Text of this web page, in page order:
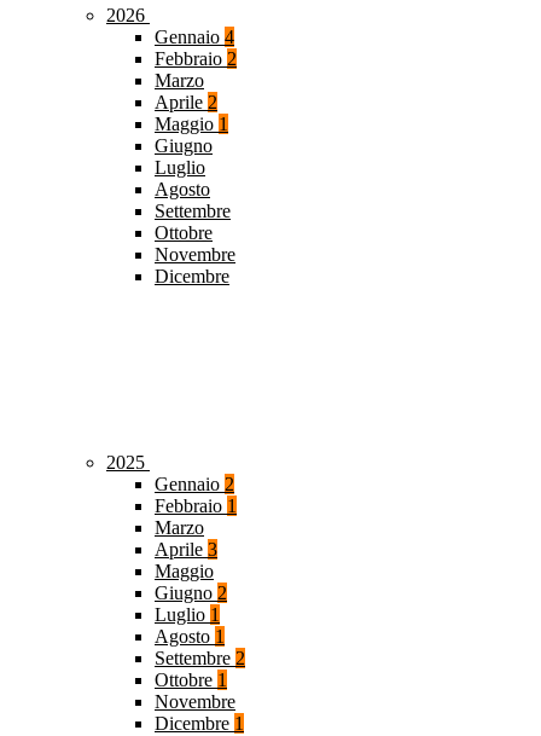
2026
Gennaio 4
Febbraio 2
Marzo
Aprile 2
Maggio 1
Giugno
Luglio
Agosto
Settembre
Ottobre
Novembre
Dicembre
2025
Gennaio 2
Febbraio 1
Marzo
Aprile 3
Maggio
Giugno 2
Luglio 1
Agosto 1
Settembre 2
Ottobre 1
Novembre
Dicembre 1